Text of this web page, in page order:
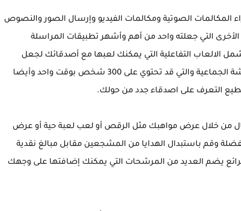
المكالمات الصوتية ومكالمات الفيديو وإرسال الصور والنصوص
التي جعلته واحد من أهم وأشهر تطبيقات المراسلة
الالعاب التفاعلية التي يمكنك لعبها مع أصدقائك لجعل
الدردشة أكثر متعة بالإضافة إلى ميزة الدردشة الجماعية والتي قد تحتوي على 300 شخص بوقت واحد وأيضا
التعرف على اصدقاء جدد من حولك.
من خلال عرض مواهبك مثل الرقص أو لعب لعبة حية أو عرض
وقم باستبدال الهدايا من المشجعين مقابل مبالغ نقدية
يضم العديد من المرشحات التي يمكنك إضافتها على وجهك